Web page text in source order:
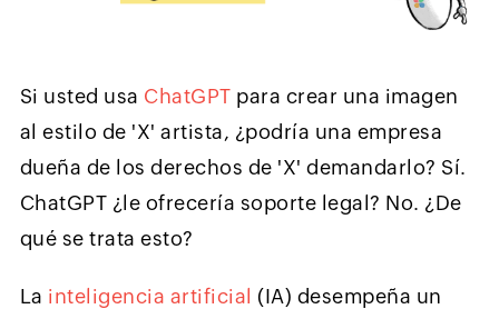
Si usted usa ChatGPT para crear una imagen
al estilo de 'X' artista, ¿podría una empresa
dueña de los derechos de 'X' demandarlo? Sí.
ChatGPT ¿le ofrecería soporte legal? No. ¿De
qué se trata esto?
La inteligencia artificial (IA) desempeña un